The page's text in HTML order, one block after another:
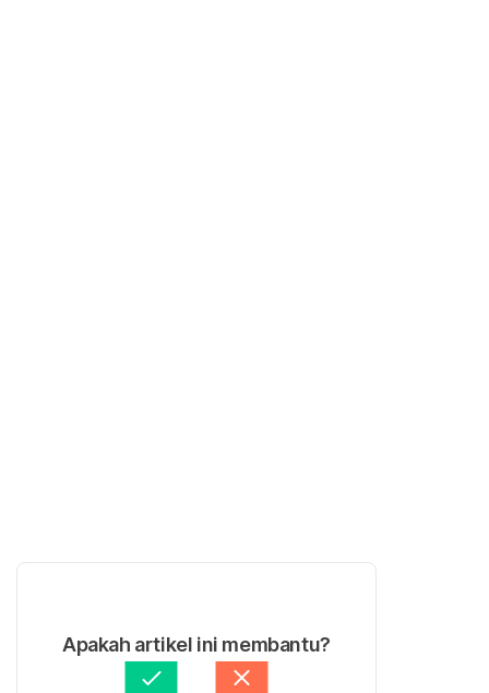
Apakah artikel ini membantu?